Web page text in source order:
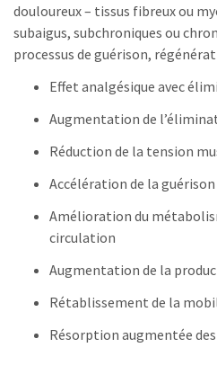
douloureux – tissus fibreux ou
subaigus, subchroniques ou
processus de guérison,
Effet analgésique avec
Augmentation de
Réduction de la tension
Accélération de la guérison
Amélioration du
circulation
Augmentation de la
Rétablissement de la
Résorption augmentée